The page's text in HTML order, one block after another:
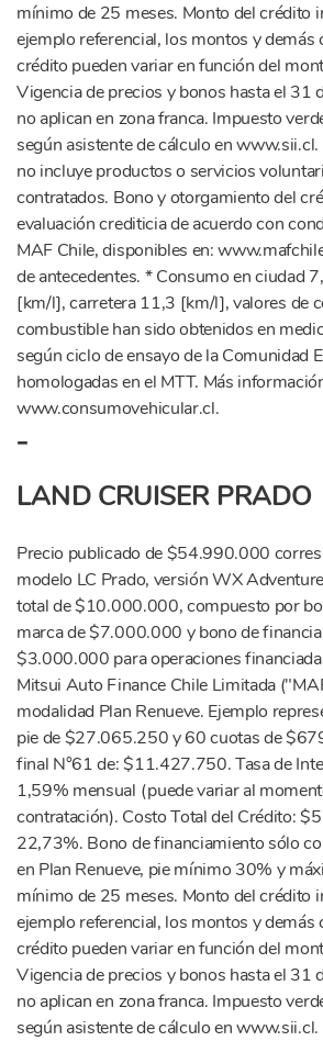
mínimo de 25 meses. Monto del crédito
ejemplo referencial, los montos y demás
crédito pueden variar en función del
Vigencia de precios y bonos hasta el 31
no aplican en zona franca. Impuesto
según asistente de cálculo en
no incluye productos o servicios
contratados. Bono y otorgamiento del
evaluación crediticia de acuerdo con
MAF Chile, disponibles en:
de antecedentes. * Consumo en ciudad
[km/l], carretera 11,3 [km/l], valores de
combustible han sido obtenidos en
según ciclo de ensayo de la Comunidad
homologadas en el MTT. Más
www.consumovehicular.cl.
-
LAND CRUISER PRADO
Precio publicado de $54.990.000
modelo LC Prado, versión WX
total de $10.000.000, compuesto por
marca de $7.000.000 y bono de
$3.000.000 para operaciones
Mitsui Auto Finance Chile Limitada
modalidad Plan Renueve. Ejemplo
pie de $27.065.250 y 60 cuotas de
final N°61 de: $11.427.750. Tasa de
1,59% mensual (puede variar al
contratación). Costo Total del Crédito:
22,73%. Bono de financiamiento sólo
en Plan Renueve, pie mínimo 30% y
mínimo de 25 meses. Monto del crédito
ejemplo referencial, los montos y demás
crédito pueden variar en función del
Vigencia de precios y bonos hasta el 31
no aplican en zona franca. Impuesto
según asistente de cálculo en